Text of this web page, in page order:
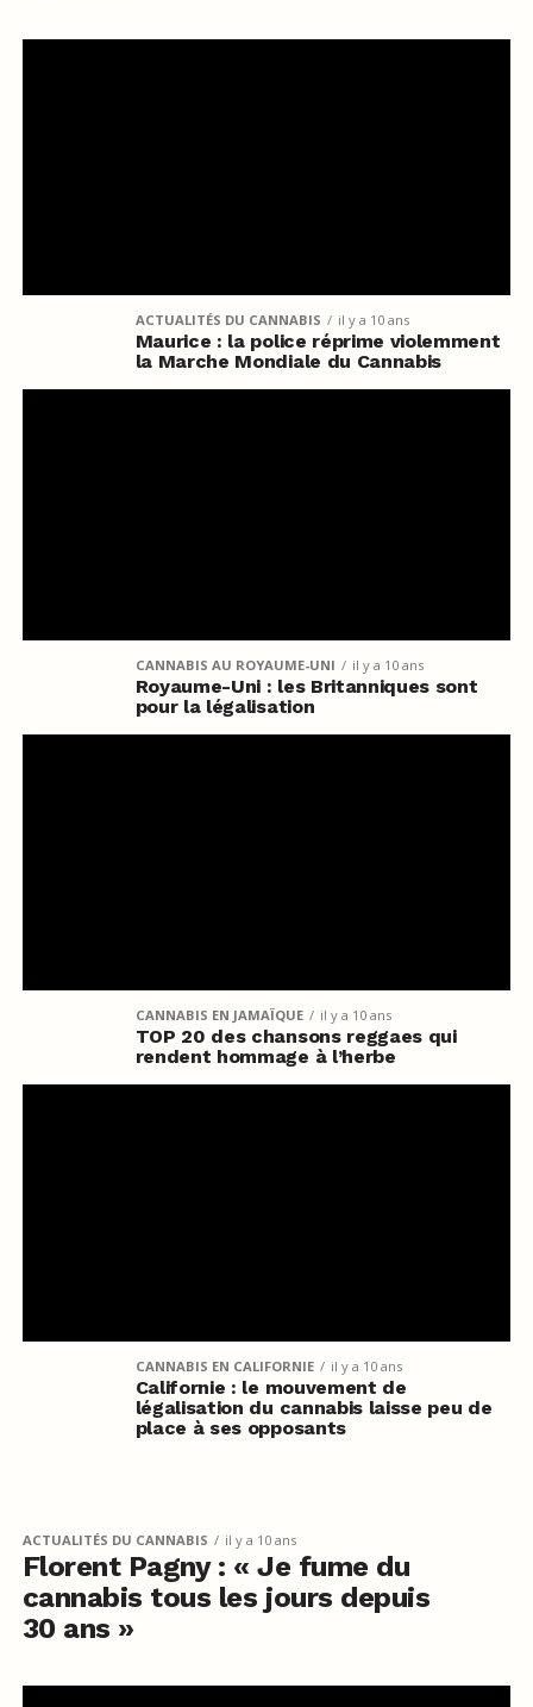
ACTUALITÉS DU CANNABIS il y a 10 ans
Maurice : la police réprime violemment
la Marche Mondiale du Cannabis
CANNABIS AU ROYAUME-UNI il y a 10 ans
Royaume-Uni : les Britanniques sont
pour la légalisation
CANNABIS EN JAMAÏQUE il y a 10 ans
TOP 20 des chansons reggaes qui
rendent hommage à l’herbe
CANNABIS EN CALIFORNIE il y a 10 ans
Californie : le mouvement de
légalisation du cannabis laisse peu de
place à ses opposants
ACTUALITÉS DU CANNABIS il y a 10 ans
Florent Pagny : « Je fume du
cannabis tous les jours depuis
30 ans »